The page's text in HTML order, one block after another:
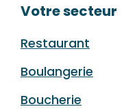
Votre secteur
Restaurant
Boulangerie
Boucherie